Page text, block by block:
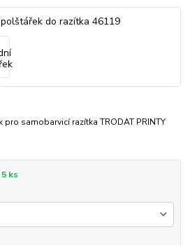
samobarvicí razítka TRODAT PRINTY
ks